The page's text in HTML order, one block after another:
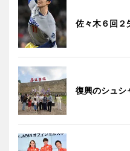
佐々木６回
復興のシュ